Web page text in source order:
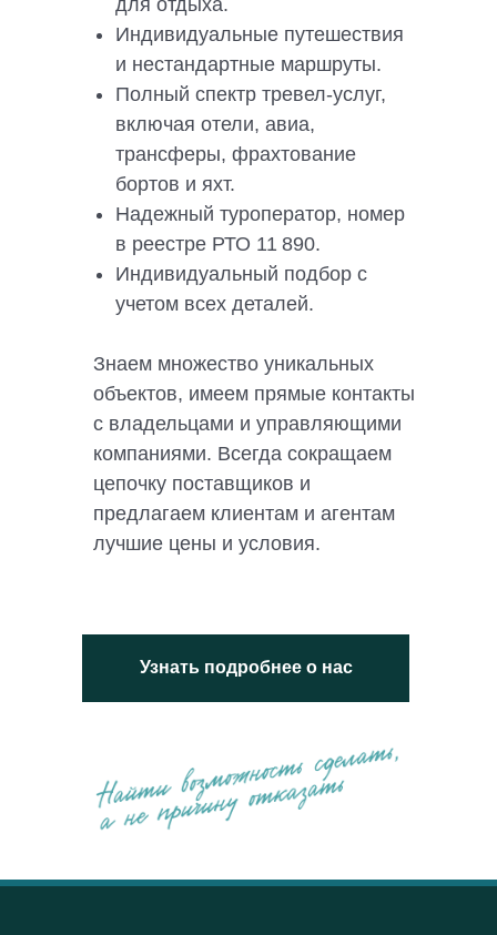
Индивидуальные путешествия
и нестандартные маршруты.
Полный спектр тревел-услуг,
включая отели, авиа,
трансферы, фрахтование
бортов и яхт.
Надежный туроператор, номер
в реестре РТО 11 890.
Индивидуальный подбор с
учетом всех деталей.
Знаем множество уникальных
объектов, имеем прямые контакты
с владельцами и управляющими
компаниями. Всегда сокращаем
цепочку поставщиков и
предлагаем клиентам и агентам
лучшие цены и условия.
Узнать подробнее о нас